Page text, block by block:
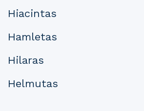
Hiacintas
Hamletas
Hilaras
Helmutas